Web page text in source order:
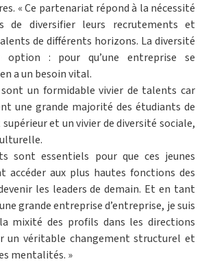
« Ce partenariat répond à la nécessité
de diversifier leurs recrutements et
de différents horizons. La diversité
option : pour qu’une entreprise se
a un besoin vital.
sont un formidable vivier de talents car
une grande majorité des étudiants de
et un vivier de diversité sociale,
sont essentiels pour que ces jeunes
accéder aux plus hautes fonctions des
les leaders de demain. Et en tant
grande entreprise d’entreprise, je suis
mixité des profils dans les directions
un véritable changement structurel et
mentalités. »